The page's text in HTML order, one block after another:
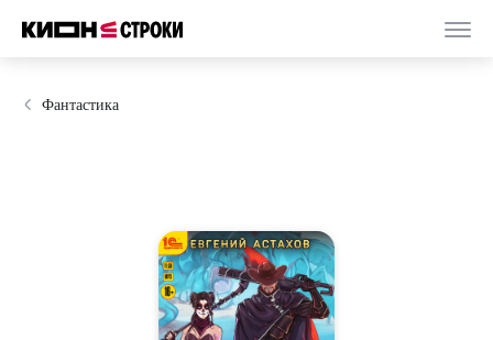
Фантастика